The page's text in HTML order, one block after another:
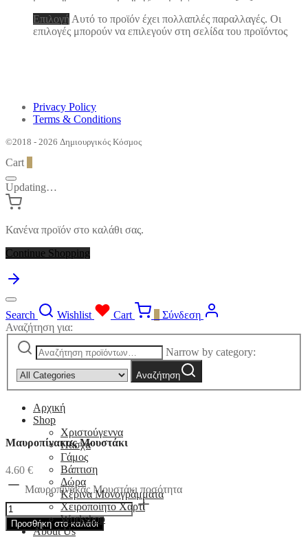
Επιλογή Αυτό το προϊόν έχει πολλαπλές παραλλαγές. Οι
επιλογές μπορούν να επιλεγούν στη σελίδα του προϊόντος
Μαυροπίνακας Μουστάκι
4.60 €
Μαυροπίνακας Μουστάκι ποσότητα
Προσθήκη στο καλάθι
Privacy Policy
Terms & Conditions
©2018 - 2026 Δημιουργικός Κόσμος
Cart
Updating…
Κανένα προϊόν στο καλάθι σας.
Continue Shopping
Search Wishlist Cart
Σύνδεση
Αναζήτηση για:
Narrow by category:
Αναζήτηση
Αρχική
Shop
Χριστούγεννα
Πάσχα
Γάμος
Βάπτιση
Δώρα
Κέρινα Μονογράμματα
Χειροποίητο Χαρτί
Workshop
About Us